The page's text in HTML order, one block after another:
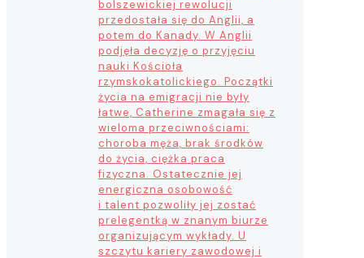
bolszewickiej rewolucji
przedostała się do Anglii, a
potem do Kanady. W Anglii
podjęła decyzję o przyjęciu
nauki Kościoła
rzymskokatolickiego. Początki
życia na emigracji nie były
łatwe, Catherine zmagała się z
wieloma przeciwnościami:
choroba męża, brak środków
do życia, ciężka praca
fizyczna. Ostatecznie jej
energiczna osobowość
i talent pozwoliły jej zostać
prelegentką w znanym biurze
organizującym wykłady. U
szczytu kariery zawodowej i